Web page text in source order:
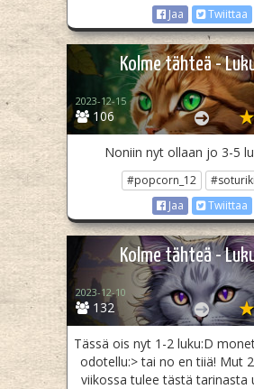
Jaa
Twiittaa
Kolme tähteä -
106
2023-12-15
Noniin nyt ollaan jo 3-5
#popcorn_12
Jaa
Twiittaa
Kolme tähteä -
132
2023-12-10
Tässä ois nyt 1-2 luku:D
odotellu:> tai no en tiiä! Mut
viikossa tulee tästä tarinasta